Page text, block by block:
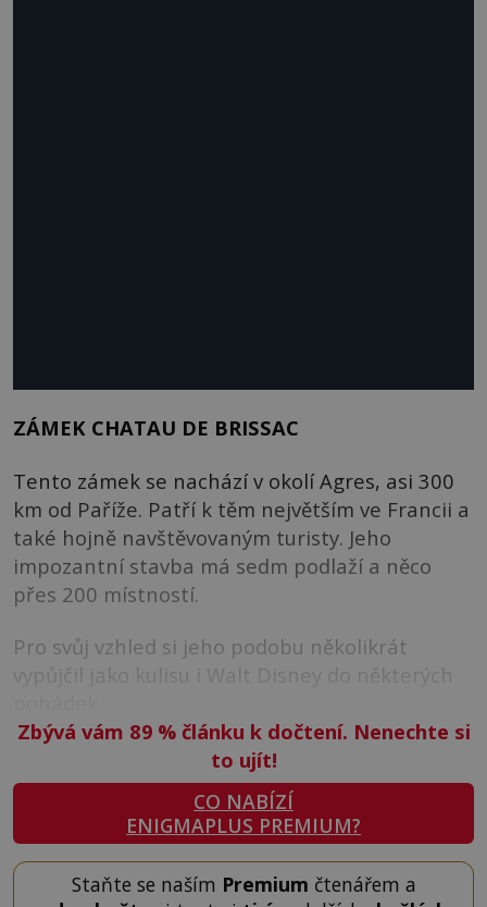
ZÁMEK CHATAU DE BRISSAC
Tento zámek se nachází v okolí Agres, asi 300
km od Paříže. Patří k těm největším ve Francii a
také hojně navštěvovaným turisty. Jeho
impozantní stavba má sedm podlaží a něco
přes 200 místností.
Pro svůj vzhled si jeho podobu několikrát
vypůjčil jako kulisu i Walt Disney do některých
Zbývá vám 89 %článku k dočtení. Nenechte si
to ujít!
CO NABÍZÍ
ENIGMAPLUS PREMIUM?
Staňte se naším Premium čtenářem a